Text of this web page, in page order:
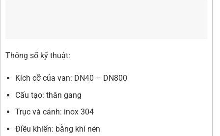
Thông số kỹ thuật:
Kích cỡ của van: DN40 – DN800
Cấu tạo: thân gang
Trục và cánh: inox 304
Điều khiển: bằng khí nén